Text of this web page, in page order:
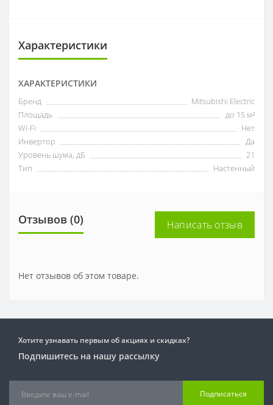
Характеристики
ХАРАКТЕРИСТИКИ
Бренд
Mitsubishi Electric
Площадь
до 15 м²
Wi-Fi
Нет
Инвертор
Да
Уровень шума, дБ
21
Тип
Настенный
Отзывов (0) Написать отзыв
Нет отзывов об этом товаре.
Хотите узнавать первым об акциях и скидках?
Подпишитесь на нашу рассылку
Подписаться